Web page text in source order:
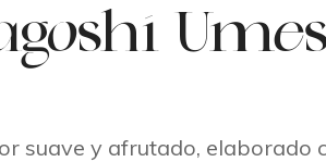
suave y afrutado, elaborado